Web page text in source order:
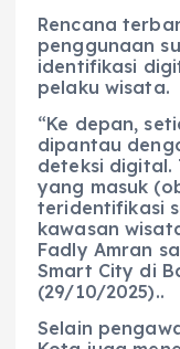
Rencana
penggunaan
identifikasi
pelaku wisata.
“Ke depan,
dipantau
deteksi digital.
yang masuk
teridentifikasi
kawasan
Fadly Amran
Smart City di
(29/10/2025)..
Selain